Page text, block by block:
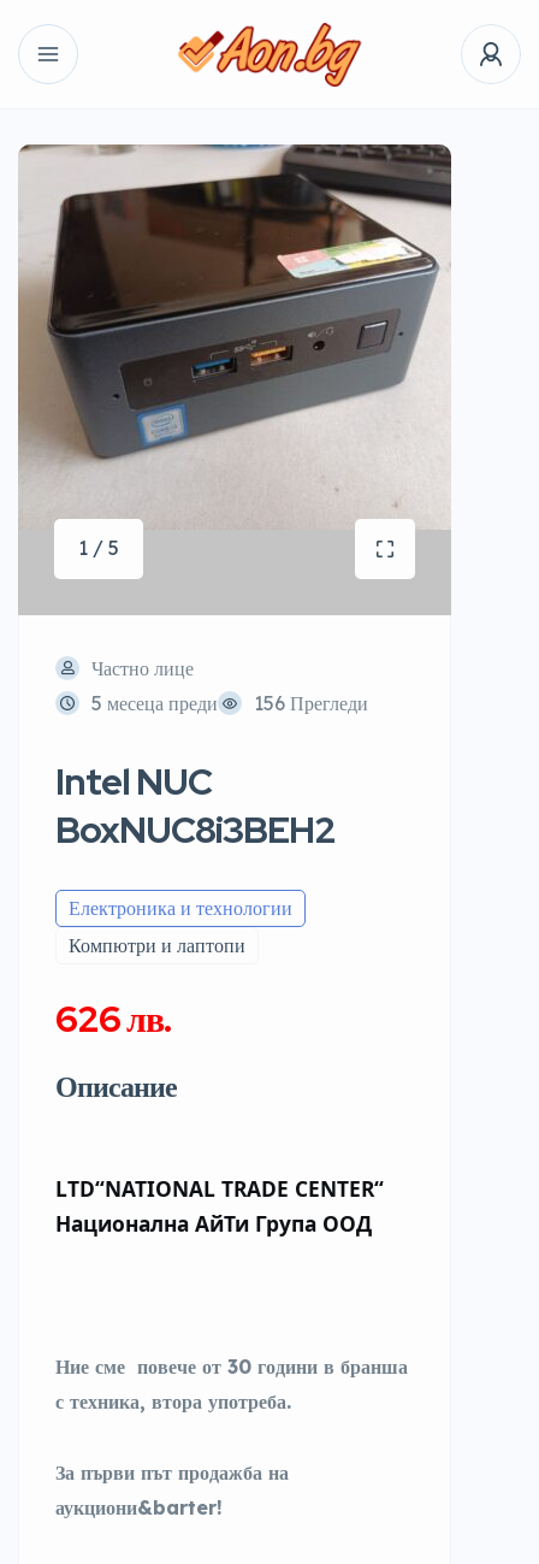
1 / 5
Частно лице
5 месеца преди
156 Прегледи
Intel NUC
BoxNUC8i3BEH2
Електроника и технологии
Компютри и лаптопи
626 лв.
Описание
LTD“NATIONAL TRADE CENTER“
Национална АйТи Група ООД
Ние сме повече от 30 години в бранша
с техника, втора употреба.
За първи път продажба на
аукциони&barter!